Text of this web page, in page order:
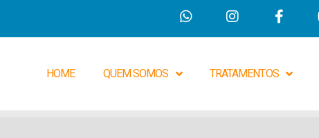
HOME QUEM SOMOS TRATAMENTOS